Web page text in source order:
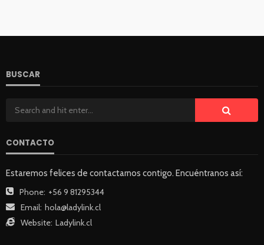
BUSCAR
CONTACTO
Estaremos felices de contactarnos contigo. Encuéntranos así:
Phone: +56 9 81295344
Email: hola@ladylink.cl
Website: Ladylink.cl